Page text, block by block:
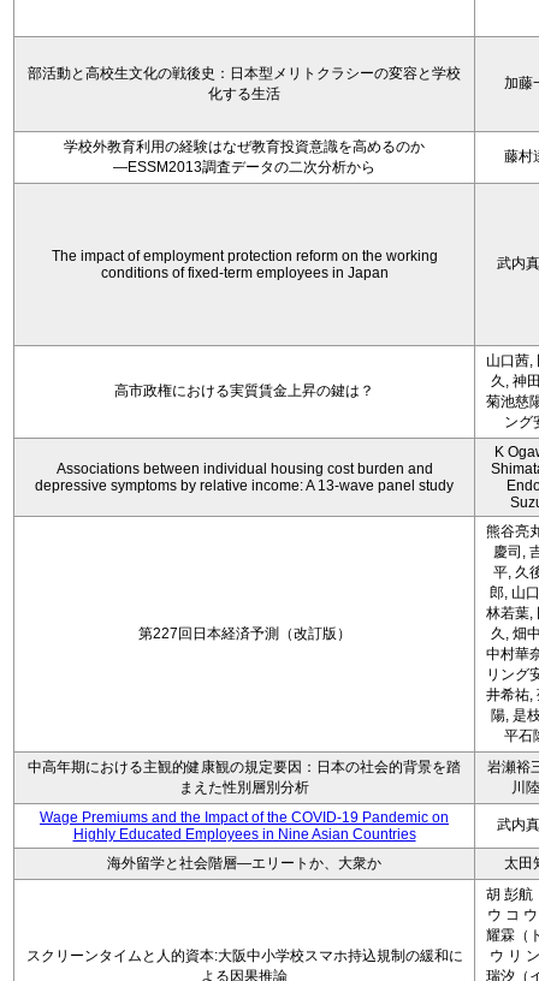
部活動と高校生文化の戦後史：日本型メリトクラシーの変容と学校
化する生活
加藤
学校外教育利用の経験はなぜ教育投資意識を高めるのか
―ESSM2013調査データの二次分析から
藤村
The impact of employment protection reform on the working
conditions of fixed-term employees in Japan
武内
高市政権における実質賃金上昇の鍵は？
山口茜,
久, 神
菊池慈
ング
Associations between individual housing cost burden and
depressive symptoms by relative income: A 13-wave panel study
K
第227回日本経済予測（改訂版）
熊谷亮
慶司,
平, 久
郎, 山
林若葉,
久, 畑
中村華
リング
井希祐,
陽, 是
平石
中高年期における主観的健康観の規定要因：日本の社会的背景を踏
まえた性別層別分析
岩瀬裕
川
Wage Premiums and the Impact of the COVID‑19 Pandemic on
Highly Educated Employees in Nine Asian Countries
武内
海外留学と社会階層―エリートか、大衆か 太田
スクリーンタイムと人的資本:大阪中小学校スマホ持込規制の緩和に
よる因果推論
胡 彭航
ウ コ
耀霖（
ウ リ
瑞汐（